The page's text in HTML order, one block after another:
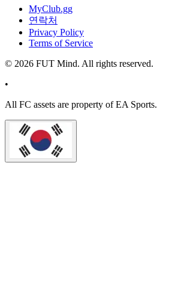
MyClub.gg
연락처
Privacy Policy
Terms of Service
© 2026 FUT Mind. All rights reserved.
•
All FC assets are property of EA Sports.